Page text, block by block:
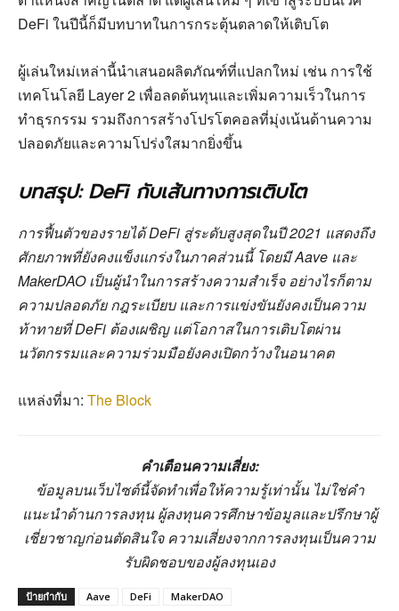
DeFi ในปีนี้ก็มีบทบาทในการกระตุ้นตลาดให้เติบโต
ผู้เล่นใหม่เหล่านี้นำเสนอผลิตภัณฑ์ที่แปลกใหม่ เช่น การใช้
เทคโนโลยี Layer 2 เพื่อลดต้นทุนและเพิ่มความเร็วในการ
ทำธุรกรรม รวมถึงการสร้างโปรโตคอลที่มุ่งเน้นด้านความ
ปลอดภัยและความโปร่งใสมากยิ่งขึ้น
บทสรุป: DeFi กับเส้นทางการเติบโต
การฟื้นตัวของรายได้ DeFi สู่ระดับสูงสุดในปี 2021 แสดงถึง
ศักยภาพที่ยังคงแข็งแกร่งในภาคส่วนนี้ โดยมี Aave และ
MakerDAO เป็นผู้นำในการสร้างความสำเร็จ อย่างไรก็ตาม
ความปลอดภัย กฎระเบียบ และการแข่งขันยังคงเป็นความ
ท้าทายที่ DeFi ต้องเผชิญ แต่โอกาสในการเติบโตผ่าน
นวัตกรรมและความร่วมมือยังคงเปิดกว้างในอนาคต
แหล่งที่มา: The Block
คำเตือนความเสี่ยง:
ข้อมูลบนเว็บไซต์นี้จัดทำเพื่อให้ความรู้เท่านั้น ไม่ใช่คำ
แนะนำด้านการลงทุน ผู้ลงทุนควรศึกษาข้อมูลและปรึกษาผู้
เชี่ยวชาญก่อนตัดสินใจ ความเสี่ยงจากการลงทุนเป็นความ
รับผิดชอบของผู้ลงทุนเอง
ป้ายกำกับ Aave DeFi MakerDAO